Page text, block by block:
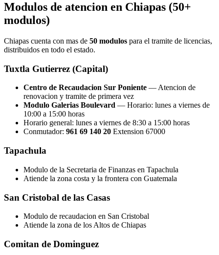
Modulos de atencion en Chiapas (50+
modulos)
Chiapas cuenta con mas de 50 modulos para el tramite de licencias,
distribuidos en todo el estado.
Tuxtla Gutierrez (Capital)
Centro de Recaudacion Sur Poniente — Atencion de
renovacion y tramite de primera vez
Modulo Galerias Boulevard — Horario: lunes a viernes de
10:00 a 15:00 horas
Horario general: lunes a viernes de 8:30 a 15:00 horas
Conmutador: 961 69 140 20 Extension 67000
Tapachula
Modulo de la Secretaria de Finanzas en Tapachula
Atiende la zona costa y la frontera con Guatemala
San Cristobal de las Casas
Modulo de recaudacion en San Cristobal
Atiende la zona de los Altos de Chiapas
Comitan de Dominguez